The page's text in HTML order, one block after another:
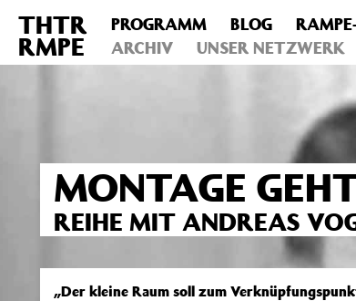
Deprecated : Die Funktion post_permalink ist seit
includes/functions.phpon line6031
THTR
RMPE
PROGRAMM BLOG
ARCHIV
UNSER NETZWERK
MONTAGE
REIHE MIT ANDREAS
„Der kleine Raum soll zum